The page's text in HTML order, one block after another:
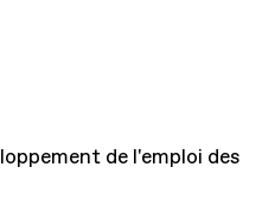
de l'emploi des